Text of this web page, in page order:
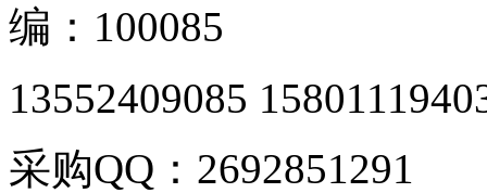
编：100085
13552409085
采购QQ：2692851291